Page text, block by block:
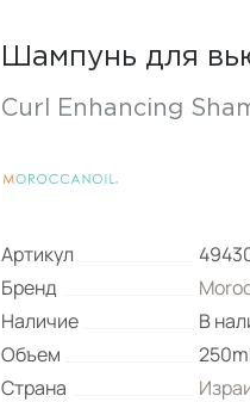
Шампунь для
Curl Enhancing
Артикул
Бренд
Наличие
В
Объем
Страна